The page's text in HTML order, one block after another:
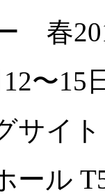
春
〜15
サイト
ール